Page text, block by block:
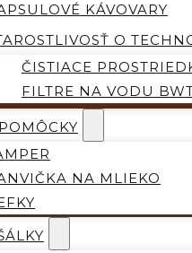
KÁVOVARY
O
ČISTIACE
FILTRE NA VODU
NA MLIEKO